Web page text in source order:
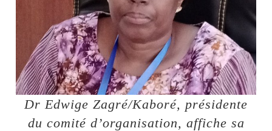
Dr Edwige Zagré/Kaboré, présidente
du comité d’organisation, affiche sa